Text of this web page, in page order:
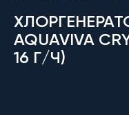
AQUAVIVA
16 Г/Ч)